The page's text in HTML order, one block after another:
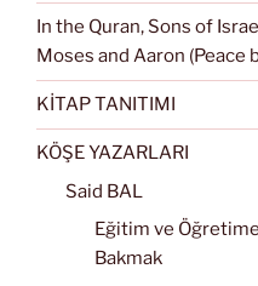
In the Quran, Sons of
Moses and Aaron (Peace
KİTAP TANITIMI
KÖŞE YAZARLARI
Said BAL
Eğitim ve
Bakmak